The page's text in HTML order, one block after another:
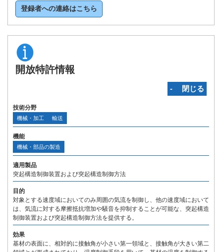
登録者への連絡はこちら
開放特許情報
‐ 閉じる
技術分野
機械・加工 輸送
機能
機械・部品の製造
適用製品
突起構造制御装置および突起構造制御方法
目的
対象とする速度域においてのみ周囲の気流を制御し、他の速度域において
は、気流に対する摩擦抵抗増加や騒音を抑制することが可能な、突起構造
制御装置および突起構造制御方法を提供する。
効果
基材の表面に、相対的に接触角が小さい第一領域と、接触角が大きい第二